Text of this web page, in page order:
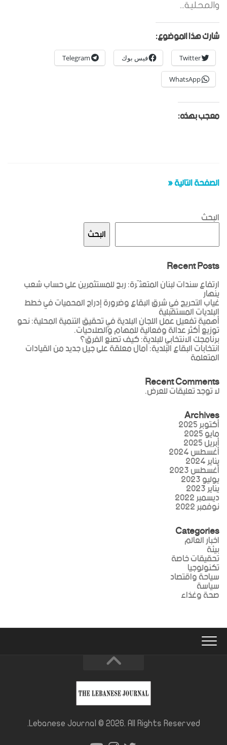
والمحلية...
شارك هذا الموضوع:
Twitter فيس بوك Telegram
WhatsApp
معجب بهذه:
الصفحة التالية «
البحث
البحث
Recent Posts
ارتفاع سندات لبنان المتعثّرة: ربح للمستثمرين على حساب شعب
ينهار
غياب التحريج في شرق البقاع وضرورة إدراج المحميات في خطط
البلديات المستقبلية
أهمية تفعيل عمل اللجان البلدية في تحقيق التنمية المحلية: نحو
توزيع أكثر عدالة وفعالية للمهام والصلاحيات.
برنامجك الانتخابي للبلدية: كيف تصنع الفرق؟
انتخابات البقاع البلدية: آمال معلقة على جيل جديد من القيادات
المتعلمة
Recent Comments
لا توجد تعليقات للعرض.
Archives
أكتوبر 2025
مايو 2025
أبريل 2025
أغسطس 2024
يناير 2024
أغسطس 2023
يوليو 2023
يناير 2023
ديسمبر 2022
نوفمبر 2022
Categories
اخبار العالم
بيئة
تحقيقات خاصة
تكنولوجيا
سياحة واقتصاد
سياسة
صحة وغذاء
Lebanese Journal © 2026. All Rights Reserved.